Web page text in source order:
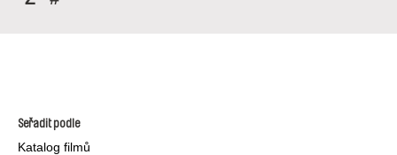
Seřadit podle
Katalog filmů